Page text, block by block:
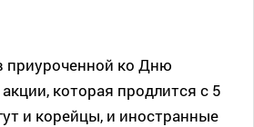
приуроченной ко Дню
которая продлится с 5
и корейцы, и иностранные